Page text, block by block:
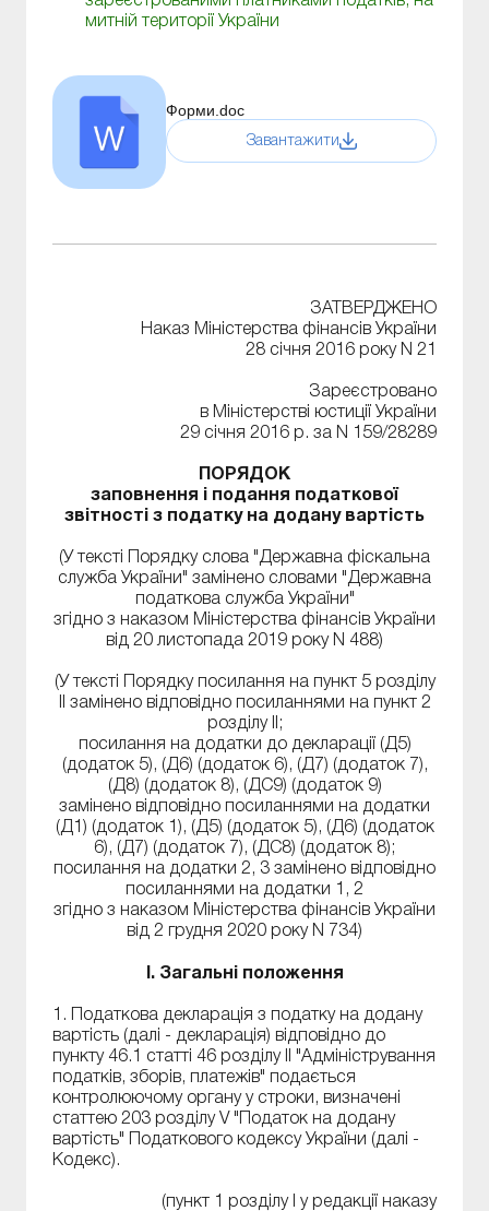
митній території України
Форми.doc
Завантажити
ЗАТВЕРДЖЕНО
Наказ Міністерства фінансів України
28 січня 2016 року N 21
Зареєстровано
в Міністерстві юстиції України
29 січня 2016 р. за N 159/28289
ПОРЯДОК
заповнення і подання податкової
звітності з податку на додану вартість
(У тексті Порядку слова "Державна фіскальна
служба України" замінено словами "Державна
податкова служба України"
згідно з наказом Міністерства фінансів України
від 20 листопада 2019 року N 488)
(У тексті Порядку посилання на пункт 5 розділу
II замінено відповідно посиланнями на пункт 2
розділу II;
посилання на додатки до декларації (Д5)
(додаток 5), (Д6) (додаток 6), (Д7) (додаток 7),
(Д8) (додаток 8), (ДС9) (додаток 9)
замінено відповідно посиланнями на додатки
(Д1) (додаток 1), (Д5) (додаток 5), (Д6) (додаток
6), (Д7) (додаток 7), (ДС8) (додаток 8);
посилання на додатки 2, 3 замінено відповідно
посиланнями на додатки 1, 2
згідно з наказом Міністерства фінансів України
від 2 грудня 2020 року N 734)
I. Загальні положення
1. Податкова декларація з податку на додану
вартість (далі - декларація) відповідно до
пункту 46.1 статті 46 розділу II "Адміністрування
податків, зборів, платежів" подається
контролюючому органу у строки, визначені
статтею 203 розділу V "Податок на додану
вартість" Податкового кодексу України (далі -
Кодекс).
(пункт 1 розділу І у редакції наказу